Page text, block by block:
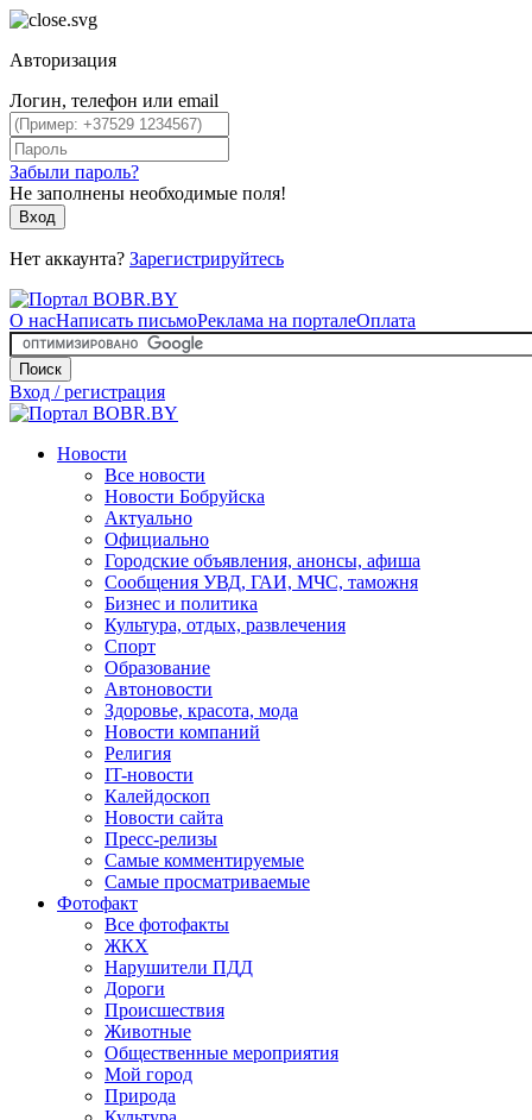
Авторизация
Логин, телефон или email
Забыли пароль?
Не заполнены необходимые поля!
Вход
Нет аккаунта? Зарегистрируйтесь
О насНаписать письмоРеклама на порталеОплата
Поиск
Вход / регистрация
Новости
Все новости
Новости Бобруйска
Актуально
Официально
Городские объявления, анонсы, афиша
Сообщения УВД, ГАИ, МЧС, таможня
Бизнес и политика
Культура, отдых, развлечения
Спорт
Образование
Автоновости
Здоровье, красота, мода
Новости компаний
Религия
IT-новости
Калейдоскоп
Новости сайта
Пресс-релизы
Самые комментируемые
Самые просматриваемые
Фотофакт
Все фотофакты
ЖКХ
Нарушители ПДД
Дороги
Происшествия
Животные
Общественные мероприятия
Мой город
Природа